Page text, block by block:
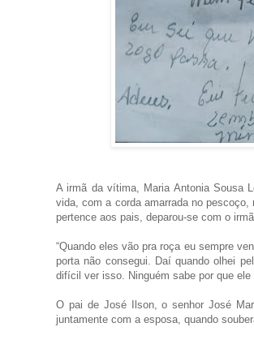
A irmã da vítima, Maria Antonia Sousa
vida, com a corda amarrada no
pertence aos pais, deparou-se com o
“Quando eles vão pra roça eu sempre
porta não consegui. Daí quando olhei
difícil ver isso. Ninguém sabe por que
O pai de José Ilson, o senhor José
juntamente com a esposa, quando